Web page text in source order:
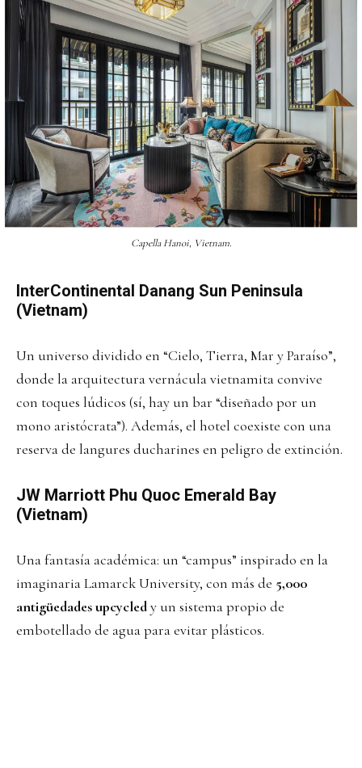
Capella Hanoi, Vietnam.
InterContinental Danang Sun Peninsula
(Vietnam)
Un universo dividido en “Cielo, Tierra, Mar y Paraíso”,
donde la arquitectura vernácula vietnamita convive
con toques lúdicos (sí, hay un bar “diseñado por un
mono aristócrata”). Además, el hotel coexiste con una
reserva de langures ducharines en peligro de extinción.
JW Marriott Phu Quoc Emerald Bay
(Vietnam)
Una fantasía académica: un “campus” inspirado en la
imaginaria Lamarck University, con más de 5,000
antigüedades upcycledy un sistema propio de
embotellado de agua para evitar plásticos.